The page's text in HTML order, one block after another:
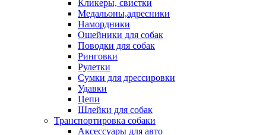
Кликеры, свистки
Медальоны,адресники
Намордники
Ошейники для собак
Поводки для собак
Ринговки
Рулетки
Сумки для дрессировки
Удавки
Цепи
Шлейки для собак
Транспортировка собаки
Аксессуары для авто